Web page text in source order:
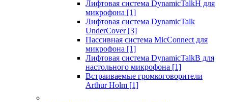
Лифтовая система DynamicTalkH для
микрофона [1]
Лифтовая система DynamicTalk
UnderCover [3]
Пассивная система MicConnect для
микрофона [1]
Лифтовая система DynamicTalkB для
настольного микрофона [1]
Встраиваемые громкоговорители
Arthur Holm [1]